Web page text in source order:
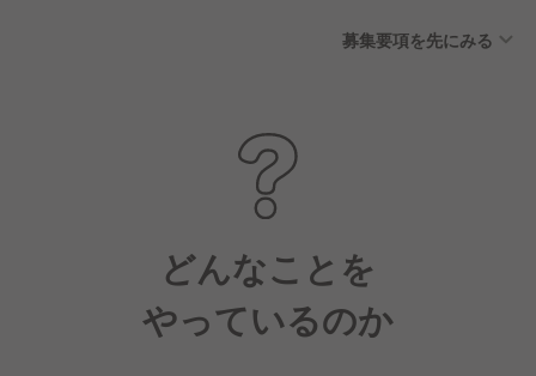
募集要項を先にみる
どんなことを
やっているのか